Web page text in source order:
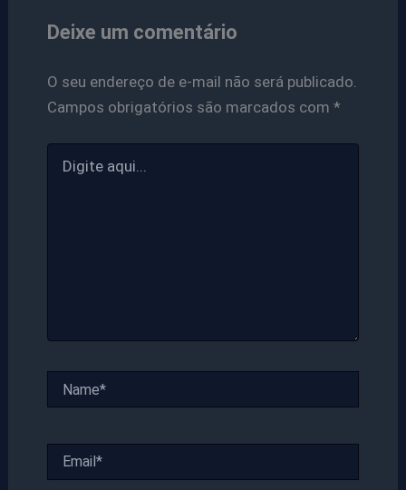
Deixe um comentário
O seu endereço de e-mail não será publicado.
Campos obrigatórios são marcados com *
aqui...